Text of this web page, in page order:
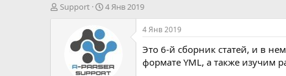
А
Support
Д
а
н
а
ч
4 Янв 2019
4 Янв 2019
Это 6-й сборник статей, и в
формате YML, а также изучим